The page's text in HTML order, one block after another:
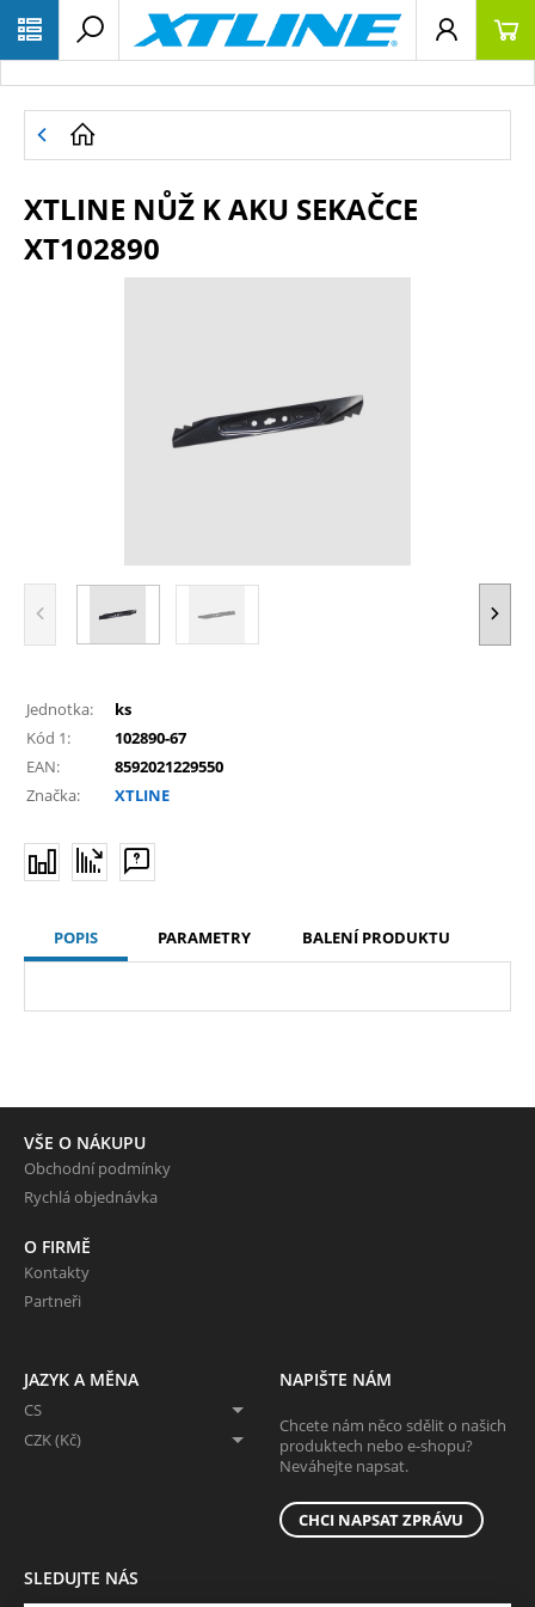
XTLINE NŮŽ K AKU SEKAČCE
XT102890
Jednotka:
ks
Kód 1:
102890-67
EAN:
8592021229550
Značka:
XTLINE
POPIS PARAMETRY BALENÍ PRODUKTU
VŠE O NÁKUPU
Obchodní podmínky
Rychlá objednávka
O FIRMĚ
Kontakty
Partneři
JAZYK A MĚNA
CS
CZK (Kč)
NAPIŠTE NÁM
Chcete nám něco sdělit o našich
produktech nebo e-shopu?
Neváhejte napsat.
CHCI NAPSAT ZPRÁVU
SLEDUJTE NÁS